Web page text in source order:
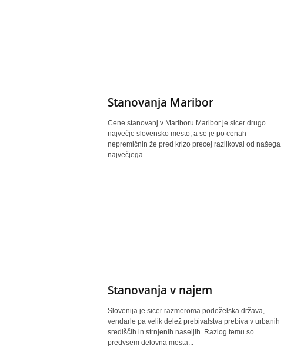
Stanovanja Maribor
Cene stanovanj v Mariboru Maribor je sicer drugo
največje slovensko mesto, a se je po cenah
nepremičnin že pred krizo precej razlikoval od našega
največjega...
Stanovanja v najem
Slovenija je sicer razmeroma podeželska država,
vendarle pa velik delež prebivalstva prebiva v urbanih
središčih in strnjenih naseljih. Razlog temu so
predvsem delovna mesta...